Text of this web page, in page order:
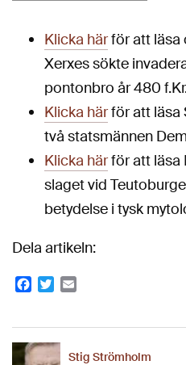
Klicka härför att läsa
Xerxes sökte
pontonbro år 480
Klicka härför att läsa
två statsmännen
Klicka härför att läsa
slaget vid
betydelse i tysk
Dela artikeln:
Facebook
Twitter
Stig Strömholm